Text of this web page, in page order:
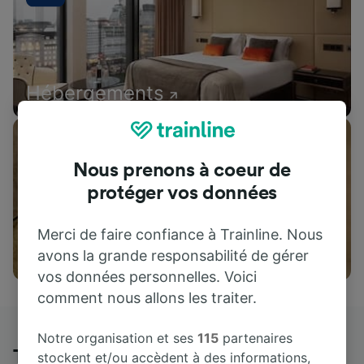
Hébergements
Attractions
Trainline : l'avis de nos clients
Nous prenons à coeur de
protéger vos données
Merci de faire confiance à Trainline. Nous
avons la grande responsabilité de gérer
vos données personnelles. Voici
comment nous allons les traiter.
Notre organisation et ses115 partenaires
stockent et/ou accèdent à des informations,